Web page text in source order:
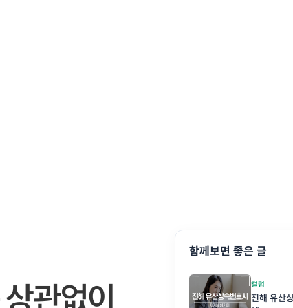
관없이
함께보면 좋은 글
컬럼
진해 유산